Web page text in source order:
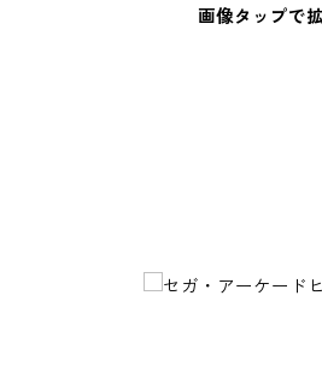
画像タップで